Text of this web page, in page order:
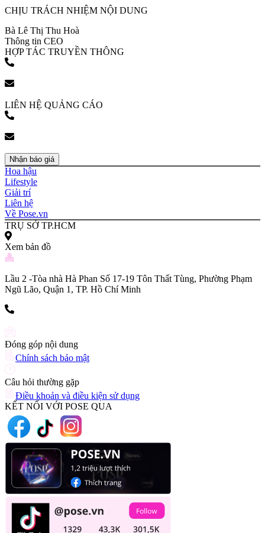
CHỊU TRÁCH NHIỆM NỘI DUNG
Bà Lê Thị Thu Hoà
Thông tin CEO
HỢP TÁC TRUYỀN THÔNG
LIÊN HỆ QUẢNG CÁO
Nhận báo giá
Hoa hậu
Lifestyle
Giải trí
Liên hệ
Về Pose.vn
TRỤ SỞ TP.HCM
Xem bản đồ
Lầu 2 -Tòa nhà Hà Phan Số 17-19 Tôn Thất Tùng, Phường Phạm
Ngũ Lão, Quận 1, TP. Hồ Chí Minh
Đóng góp nội dung
Chính sách bảo mật
Câu hỏi thường gặp
Điều khoản và điều kiện sử dụng
KẾT NỐI VỚI POSE QUA